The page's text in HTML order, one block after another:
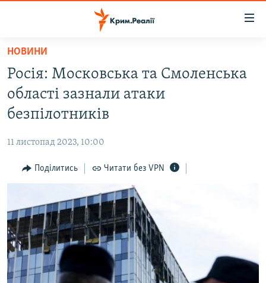
Перейти
основного
матеріалу
Перейти
до
основної
Перейти
до
ВОДА.КРИМ
ВІДЕО ТА ФОТО
БЛОГИ
ПОГЛЯД
ВСЕ ЗА ДЕНЬ
СПЕЦПРОЕКТИ
ДЕПОРТАЦІЯ
ВІДЕОУРОКИ «ELIFBE»
ЯК ОБІЙТИ БЛОКУВАННЯ
НОВИНИ
Росія: Московська та Смоленська
області зазнали атаки
безпілотників
11 листопад 2023, 10:00
Поділитись Читати без VPN